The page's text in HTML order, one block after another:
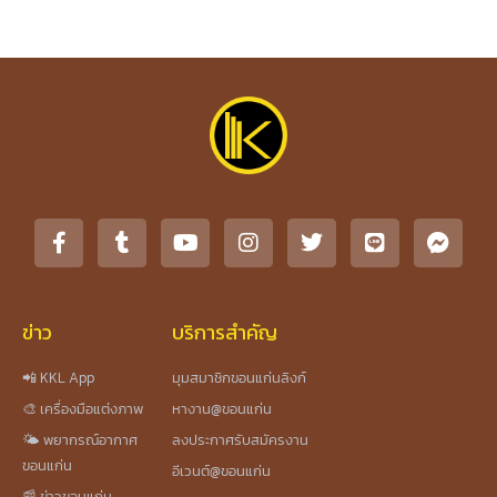
ข่าว
📲 KKL App
🎨 เครื่องมือแต่งภาพ
🌤️ พยากรณ์อากาศ
ขอนแก่น
บริการสำคัญ
มุมสมาชิกขอนแก่นลิงก์
หางาน@ขอนแก่น
ลงประกาศรับสมัครงาน
อีเวนต์@ขอนแก่น